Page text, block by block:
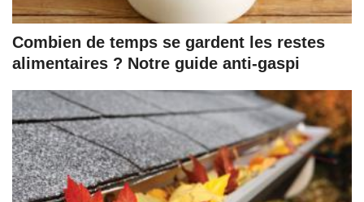
Combien de temps se gardent les restes
alimentaires ? Notre guide anti-gaspi